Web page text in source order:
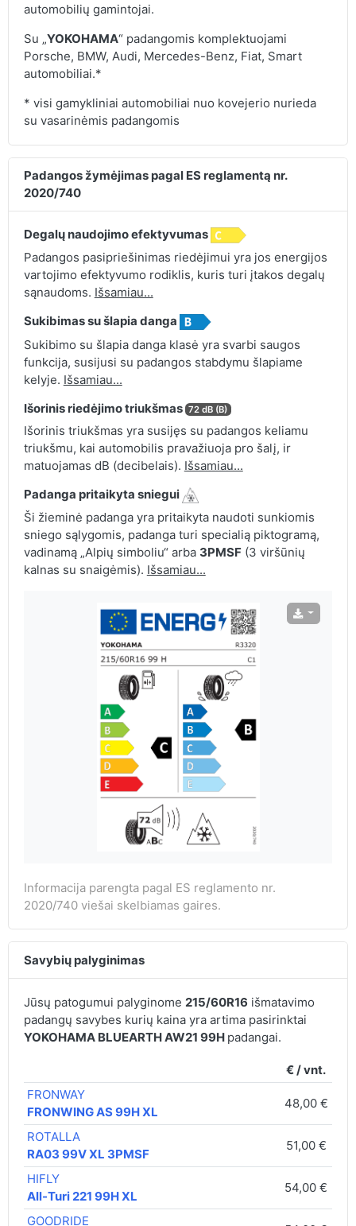
automobilių gamintojai.
Su „YOKOHAMA“ padangomis komplektuojami
Porsche, BMW, Audi, Mercedes-Benz, Fiat, Smart
automobiliai.*
* visi gamykliniai automobiliai nuo kovejerio nurieda
su vasarinėmis padangomis
Padangos žymėjimas pagal ES reglamentą nr.
2020/740
Degalų naudojimo efektyvumas
Padangos pasipriešinimas riedėjimui yra jos energijos
vartojimo efektyvumo rodiklis, kuris turi įtakos degalų
sąnaudoms. Išsamiau...
Sukibimas su šlapia danga
Sukibimo su šlapia danga klasė yra svarbi saugos
funkcija, susijusi su padangos stabdymu šlapiame
kelyje. Išsamiau...
Išorinis riedėjimo triukšmas 72 dB (B)
Išorinis triukšmas yra susijęs su padangos keliamu
triukšmu, kai automobilis pravažiuoja pro šalį, ir
matuojamas dB (decibelais). Išsamiau...
Padanga pritaikyta sniegui
Ši žieminė padanga yra pritaikyta naudoti sunkiomis
sniego sąlygomis, padanga turi specialią piktogramą,
vadinamą „Alpių simboliu“ arba 3PMSF(3 viršūnių
kalnas su snaigėmis). Išsamiau...
Informacija parengta pagal ES reglamento nr.
2020/740 viešai skelbiamas gaires.
Savybių palyginimas
Jūsų patogumui palyginome 215/60R16 išmatavimo
padangų savybes kurių kaina yra artima pasirinktai
YOKOHAMA BLUEARTH AW21 99H padangai.
€ / vnt.
FRONWAY
FRONWING AS 99H XL
48,00 €
ROTALLA
RA03 99V XL 3PMSF
51,00 €
HIFLY
All-Turi 221 99H XL
54,00 €
GOODRIDE